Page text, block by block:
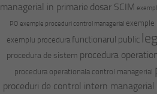
managerial in primarie dosar SCIM
PO exemple proceduri control managerial exemple
exemplu procedura functionarul public
procedura de sistem procedura
procedura operationala control managerial
proceduri de control intern managerial